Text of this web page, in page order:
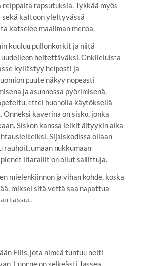
rapsutuksia. Tykkää myös
kattoon ylettyvässä
katselee maailman menoa.
kuuluu pullonkorkit ja niitä
uudelleen heitettäväksi. Onkileluista
kyllästyy helposti ja
puute näkyy nopeasti
ja asunnossa pyörimisenä.
ettei huonolla käytöksellä
Onneksi kaverina on sisko, jonka
Siskon kanssa leikit äityykin aika
Sijaiskodissa ollaan
rauhoittumaan nukkumaan
pienet iltarallit on ollut sallittuja.
mielenkiinnon ja vihan kohde, koska
miksei sitä vettä saa napattua
tassut.
Ellis, jota nimeä tuntuu neiti
Luonne on selkeästi Jassea